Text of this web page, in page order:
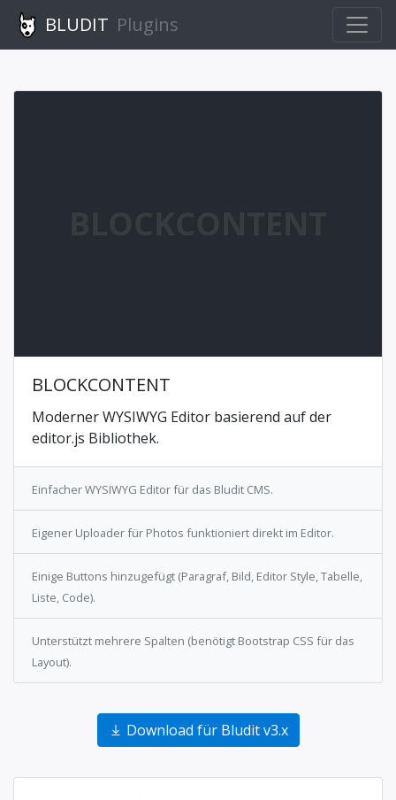
BLUDIT Plugins
BLOCKCONTENT
BLOCKCONTENT
Moderner WYSIWYG Editor basierend auf der
editor.js Bibliothek.
Einfacher WYSIWYG Editor für das Bludit CMS.
Eigener Uploader für Photos funktioniert direkt im Editor.
Einige Buttons hinzugefügt (Paragraf, Bild, Editor Style, Tabelle,
Liste, Code).
Unterstützt mehrere Spalten (benötigt Bootstrap CSS für das
Layout).
Download für Bludit v3.x